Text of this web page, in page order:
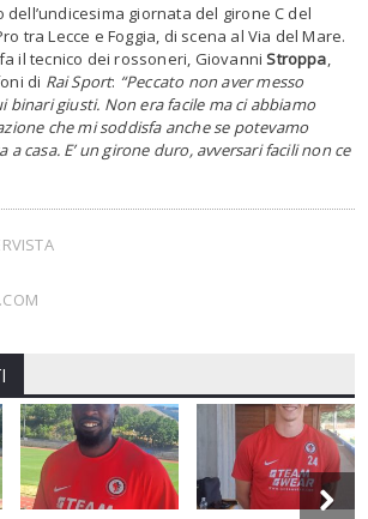
dell’undicesima giornata del girone C del
tra Lecce e Foggia, di scena al Via del Mare.
il tecnico dei rossoneri, GiovanniStroppa,
di Rai Sport: “Peccato non aver messo
binari giusti. Non era facile ma ci abbiamo
che mi soddisfa anche se potevamo
casa. E’ un girone duro, avversari facili non ce